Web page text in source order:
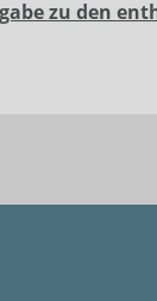
zu den